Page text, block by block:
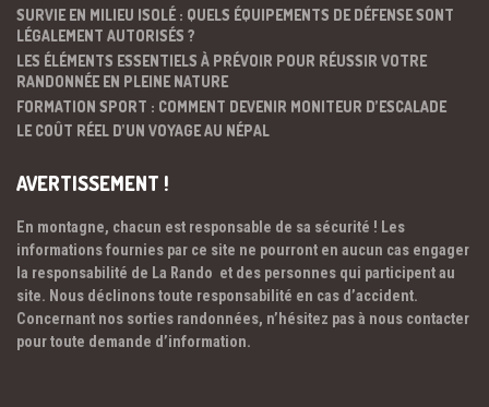
SURVIE EN MILIEU ISOLÉ : QUELS ÉQUIPEMENTS DE DÉFENSE SONT
LÉGALEMENT AUTORISÉS ?
LES ÉLÉMENTS ESSENTIELS À PRÉVOIR POUR RÉUSSIR VOTRE
RANDONNÉE EN PLEINE NATURE
FORMATION SPORT : COMMENT DEVENIR MONITEUR D’ESCALADE
LE COÛT RÉEL D’UN VOYAGE AU NÉPAL
AVERTISSEMENT !
En montagne, chacun est responsable de sa sécurité ! Les
informations fournies par ce site ne pourront en aucun cas engager
la responsabilité de La Rando et des personnes qui participent au
site. Nous déclinons toute responsabilité en cas d’accident.
Concernant nos sorties randonnées, n’hésitez pas à nous contacter
pour toute demande d’information.